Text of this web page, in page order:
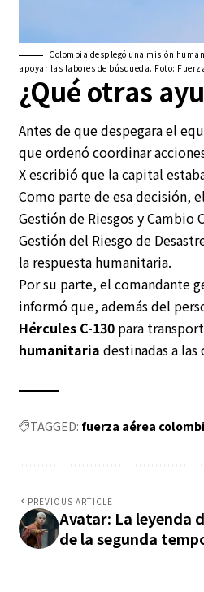
Colombia desplegó una misión
apoyar las labores de búsqueda. Foto:
¿Qué otras
Antes de que despegara el
que ordenó coordinar
X escribió que la capital
Como parte de esa
Gestión de Riesgos y
Gestión del Riesgo de
la respuesta humanitaria.
Por su parte, el comandante
informó que, además del
Hércules C-130 para
humanitaria destinadas a
TAGGED: fuerza aérea
PREVIOUS ARTICLE
Avatar: La leyenda
de la segunda